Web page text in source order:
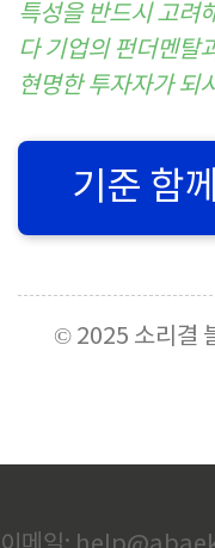
특성을 반드시 고려
다 기업의 펀더멘탈
현명한 투자자가 되
기준 함
© 2025 소리결